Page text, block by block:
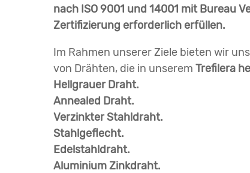
nach ISO 9001 und 14001 mit Bureau
Zertifizierung erforderlich erfüllen.
Im Rahmen unserer Ziele bieten wir
von Drähten, die in unseremTrefilera
Hellgrauer Draht.
Annealed Draht.
Verzinkter Stahldraht.
Stahlgeflecht.
Edelstahldraht.
Aluminium Zinkdraht.